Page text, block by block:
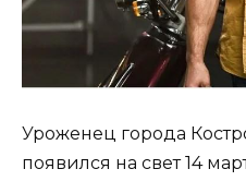
Уроженец города
появился на свет 14